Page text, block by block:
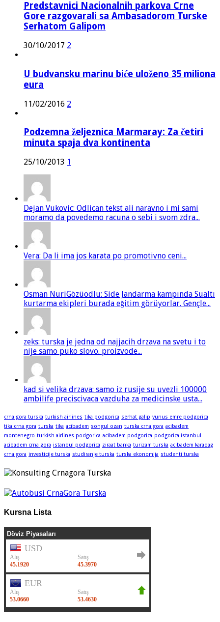
Predstavnici Nacionalnih parkova Crne
Gore razgovarali sa Ambasadorom Turske
Serhatom Galipom
30/10/2017 2
U budvansku marinu biće uloženo 35 miliona
eura
11/02/2016 2
Podzemna željeznica Marmaray: Za četiri
minuta spaja dva kontinenta
25/10/2013 1
Dejan Vukovic: Odlican tekst ali naravno i mi sami
moramo da povedemo racuna o sebi i svom zdra...
Vera: Da li ima jos karata po promotivno ceni...
Osman NuriGözüodlu: Side Jandarma kampında Sualtı
kurtarma ekipleri burada eğitim görüyorlar. Gençle...
zeks: turska je jedna od najjacih drzava na svetu i to
nije samo puko slovo. proizvode...
kad si velika drzava: samo iz rusije su uvezli 100000
ambilife preciscivaca vazduha za medicinske usta...
crna gora turska turkish airlines tika podgorica serhat galip yunus emre podgorica
tika crna gora turska tika acibadem songul ozan turska crna gora acibadem
montenegro turkish airlines podgorica acibadem podgorica podgorica istanbul
acibadem crna gora istanbul podgorica ziraat banka turizam turska acibadem karadag
crna gora investicije turska studiranje turska turska ekonomija studenti turska
Kursna Lista